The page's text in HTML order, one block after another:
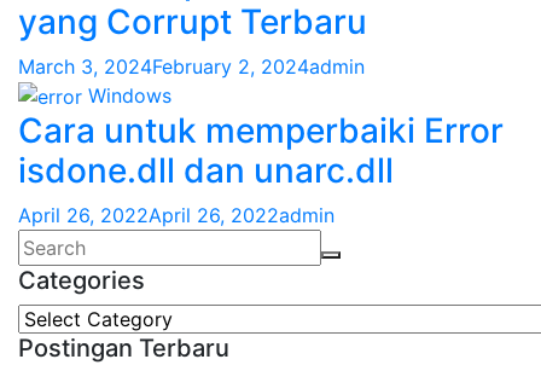
yang Corrupt Terbaru
March 3, 2024February 2, 2024admin
Windows
Cara untuk memperbaiki Error
isdone.dll dan unarc.dll
April 26, 2022April 26, 2022admin
Categories
Categories
Postingan Terbaru